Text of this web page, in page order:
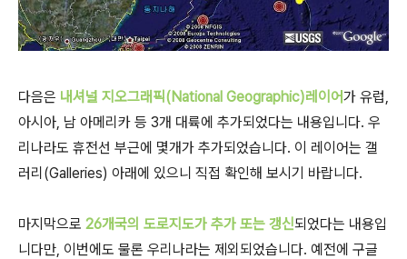
다음은 내셔널 지오그래픽(National Geographic)레이어가 유럽,
아시아, 남 아메리카 등 3개 대륙에 추가되었다는 내용입니다. 우
리나라도 휴전선 부근에 몇개가 추가되었습니다. 이 레이어는 갤
러리(Galleries) 아래에 있으니 직접 확인해 보시기 바랍니다.
마지막으로 26개국의 도로지도가 추가 또는 갱신되었다는 내용입
니다만, 이번에도 물론 우리나라는 제외되었습니다. 예전에 구글